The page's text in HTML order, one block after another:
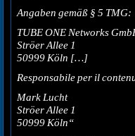
Angaben gemäß § 5 TMG:
TUBE ONE Networks
Ströer Allee 1
50999 Köln […]
Responsabile per il
Mark Lucht
Ströer Allee 1
50999 Köln“